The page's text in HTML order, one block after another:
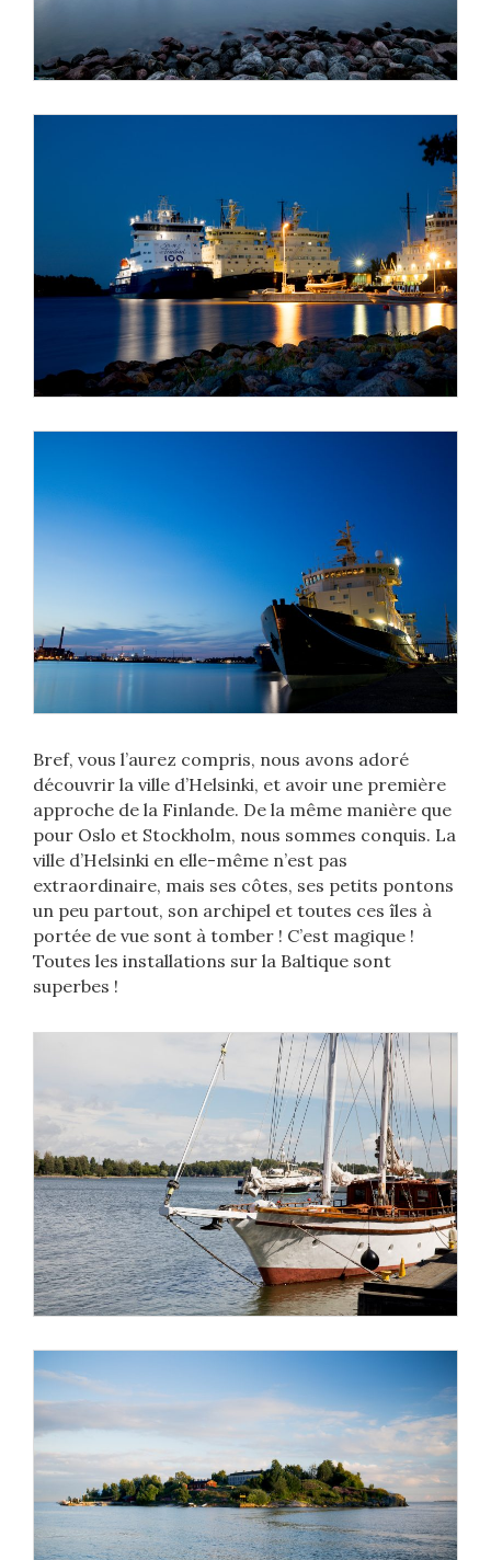
Bref, vous l’aurez compris, nous avons adoré
découvrir la ville d’Helsinki, et avoir une première
approche de la Finlande. De la même manière que
pour Oslo et Stockholm, nous sommes conquis. La
ville d’Helsinki en elle-même n’est pas
extraordinaire, mais ses côtes, ses petits pontons
un peu partout, son archipel et toutes ces îles à
portée de vue sont à tomber ! C’est magique !
Toutes les installations sur la Baltique sont
superbes !